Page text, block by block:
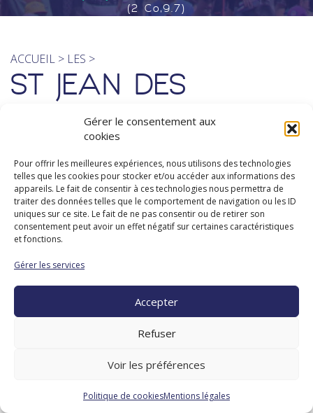
Gérer le consentement aux
cookies
Pour offrir les meilleures expériences, nous utilisons des technologies
telles que les cookies pour stocker et/ou accéder aux informations des
appareils. Le fait de consentir à ces technologies nous permettra de
traiter des données telles que le comportement de navigation ou les ID
uniques sur ce site. Le fait de ne pas consentir ou de retirer son
consentement peut avoir un effet négatif sur certaines caractéristiques
et fonctions.
Gérer les services
Accepter
Refuser
Voir les préférences
Politique de cookiesMentions légales
(2 Co,9.7)
ACCUEIL > LES >
ST JEAN DES
SOURCES-SEVERAC
LE CHATEAU
Association diocésaine de Rodez
13 avenue Victor Hugo
12008Rodez Cedex
Tél. : 05 65 68 06 28